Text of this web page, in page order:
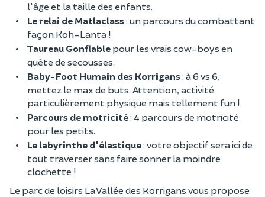
l'âge et la taille des enfants.
Le relai de Matlaclass: un parcours du combattant
façon Koh-Lanta !
Taureau Gonflable pour les vrais cow-boys en
quête de secousses.
Baby-Foot Humain des Korrigans: à 6 vs 6,
mettez le max de buts. Attention, activité
particulièrement physique mais tellement fun !
Parcours de motricité: 4 parcours de motricité
pour les petits.
Le labyrinthe d'élastique: votre objectif sera ici de
tout traverser sans faire sonner la moindre
clochette !
Le parc de loisirs La Vallée des Korrigans vous propose